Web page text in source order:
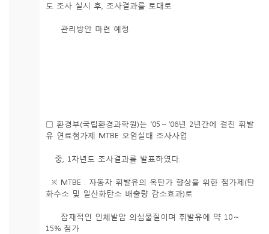
도 조사 실시 후, 조사결과를 토대로
관리방안 마련 예정
□ 환경부(국립환경과학원)는 ‘05～’06년 2년간에 걸친 휘발
유 연료첨가제 MTBE 오염실태 조사사업
중, 1차년도 조사결과를 발표하였다.
※ MTBE : 자동차 휘발유의 옥탄가 향상을 위한 첨가제(탄
화수소 및 일산화탄소 배출량 감소효과)로
잠재적인 인체발암 의심물질이며 휘발유에 약 10～
15% 첨가